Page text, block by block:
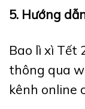
5. Hướng
Bao lì xì Tết
thông qua
kênh online